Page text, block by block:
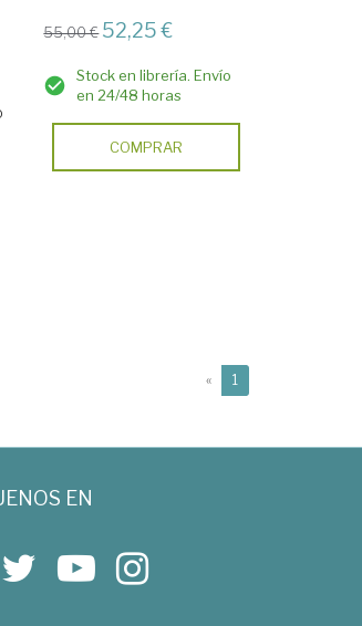
55,00 € 52,25 €
Stock en librería. Envío
en 24/48 horas
COMPRAR
« 1
EN